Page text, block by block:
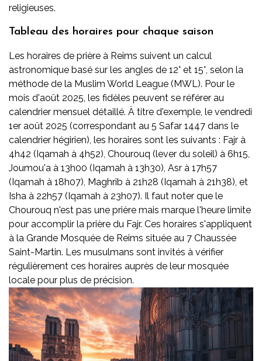
religieuses.
Tableau des horaires pour chaque saison
Les horaires de prière à Reims suivent un calcul
astronomique basé sur les angles de 12° et 15°, selon la
méthode de la Muslim World League (MWL). Pour le
mois d'août 2025, les fidèles peuvent se référer au
calendrier mensuel détaillé. À titre d'exemple, le vendredi
1er août 2025 (correspondant au 5 Safar 1447 dans le
calendrier hégirien), les horaires sont les suivants : Fajr à
4h42 (Iqamah à 4h52), Chourouq (lever du soleil) à 6h15,
Joumou'a à 13h00 (Iqamah à 13h30), Asr à 17h57
(Iqamah à 18h07), Maghrib à 21h28 (Iqamah à 21h38), et
Isha à 22h57 (Iqamah à 23h07). Il faut noter que le
Chourouq n'est pas une prière mais marque l'heure limite
pour accomplir la prière du Fajr. Ces horaires s'appliquent
à la Grande Mosquée de Reims située au 7 Chaussée
Saint-Martin. Les musulmans sont invités à vérifier
régulièrement ces horaires auprès de leur mosquée
locale pour plus de précision.